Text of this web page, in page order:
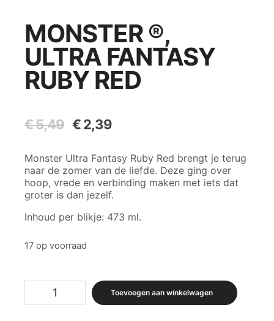
MONSTER ®,
ULTRA FANTASY
RUBY RED
€5,49
Oorspronkelijke
€ 5,49.
€2,39
€ 2,39.
Monster Ultra Fantasy Ruby Red brengt je terug
naar de zomer van de liefde. Deze ging over
hoop, vrede en verbinding maken met iets dat
groter is dan jezelf.
Inhoud per blikje: 473 ml.
17 op voorraad
Monster
Toevoegen aan winkelwagen